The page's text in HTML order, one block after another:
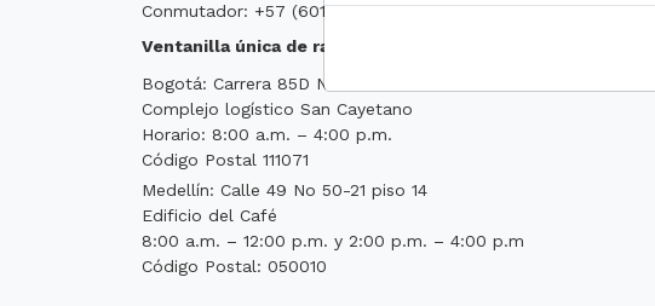
Conmutador: +57 (601) 7965150
Ventanilla única de radicación
Bogotá: Carrera 85D No. 46A – 65
Complejo logístico San Cayetano
Horario: 8:00 a.m. – 4:00 p.m.
Código Postal 111071
Medellín: Calle 49 No 50-21 piso 14
Edificio del Café
8:00 a.m. – 12:00 p.m. y 2:00 p.m. – 4:00 p.m
Código Postal: 050010